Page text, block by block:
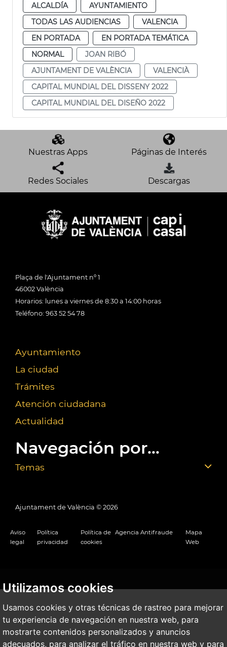
Utilizamos cookies
Usamos cookies y otras técnicas de rastreo para mejorar
tu experiencia de navegación en nuestra web, para
mostrarte contenidos personalizados y anuncios
adecuados, para analizar el tráfico en nuestra web y para
ALCALDÍA
AYUNTAMIENTO
TODAS LAS AUDIENCIAS
VALENCIA
EN PORTADA
EN PORTADA TEMÁTICA
NORMAL
JOAN RIBÓ
AJUNTAMENT DE VALÈNCIA
VALENCIÀ
CAPITAL MUNDIAL DEL DISSENY 2022
CAPITAL MUNDIAL DEL DISEÑO 2022
Nuestras Apps Páginas de Interés
Redes Sociales Descargas
Plaça de l'Ajuntament nº 1
46002 València
Horarios: lunes a viernes de 8:30 a 14:00 horas
Teléfono: 963 52 54 78
Ayuntamiento
La ciudad
Trámites
Atención ciudadana
Actualidad
Navegación por...
Temas
Ajuntament de València © 2026
Aviso
legal
Política
privacidad
Política de
cookies
Agencia Antifraude
Mapa
Web